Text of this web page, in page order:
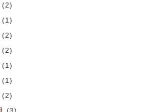
(2)
(1)
(2)
(2)
(1)
(1)
(2)